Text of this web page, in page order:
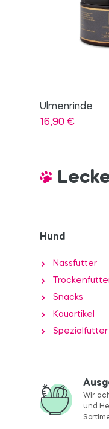
Anti-Tique
16,50 €
Hund
Nassfutter
Snacks
Kauartikel
Spezialfutter
Wir
und